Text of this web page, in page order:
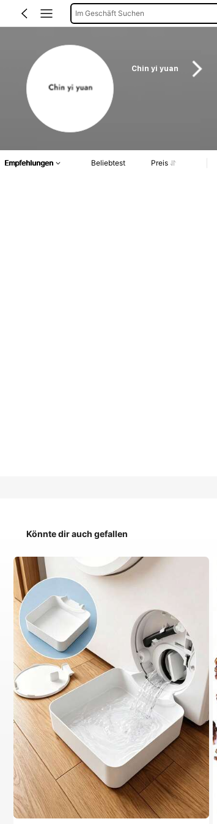
Im Geschäft Suchen
Chin yi yuan
Empfehlungen Beliebtest Preis
Könnte dir auch gefallen